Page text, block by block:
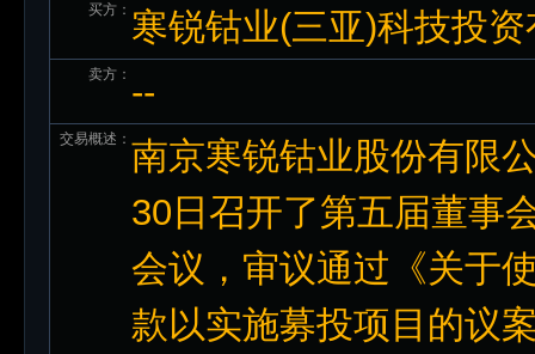
买方： 寒锐钴业(三亚)科技投
卖方： --
交易概述： 南京寒锐钴业股份有限
30日召开了第五届董事
会议，审议通过《关于
款以实施募投项目的议